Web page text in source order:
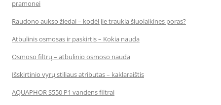
pramonei
Raudono aukso žiedai – kodėl jie traukia šiuolaikines poras?
Atbulinis osmosas ir paskirtis – Kokia nauda
Osmoso filtrų – atbulinio osmoso nauda
Išskirtinio vyrų stiliaus atributas – kaklaraištis
AQUAPHOR S550 P1 vandens filtrai